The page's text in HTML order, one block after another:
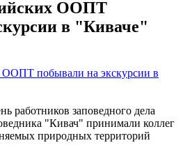
ООПТ
в "Киваче"
работников заповедного дела
"Кивач" принимали коллег
природных территорий